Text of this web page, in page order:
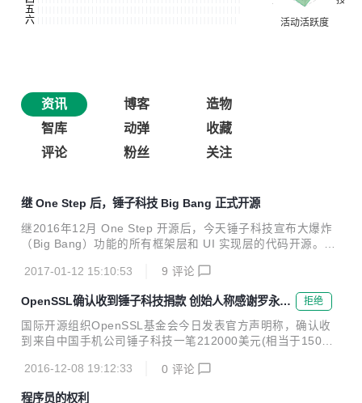
资讯 博客
造物
智库
动弹
收藏
评论
粉丝 关注
继 One Step 后，锤子科技 Big Bang 正式开源
继2016年12月 One Step 开源后，今天锤子科技宣布大爆炸
（Big Bang）功能的所有框架层和 UI 实现层的代码开源。锤
么是大爆炸（Big Bang）？ 用拇指大面积按压屏幕中的文
字，Big Bang 会将你按住的那一段文字全部“炸”开并且按照语
义智能拆分成易于选取的独立的字和词，由你随心所欲地选
择，并可直接搜索、分享和复制。Big Bang 开创性地解决了
在手机这样的小屏幕上难于处理文字的弊端。 Big Bang 涉及
的工程列表： frameworks_base packages_apps_BigBan...
2017-01-12 15:10:53 9 评论
OpenSSL确认收到锤子科技捐款 创始人称感谢罗永浩
和锤友
拒绝
国际开源组织OpenSSL基金会今日发表官方声明称，确认收
到来自中国手机公司锤子科技一笔212000美元(相当于150万
上，创始人罗永浩曾表示将发布会门票收入捐给开源组织。 今
2016-12-08 19:12:33 0 评论
程序员的权利